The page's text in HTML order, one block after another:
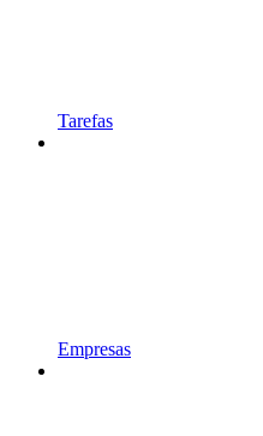
Tarefas
Empresas